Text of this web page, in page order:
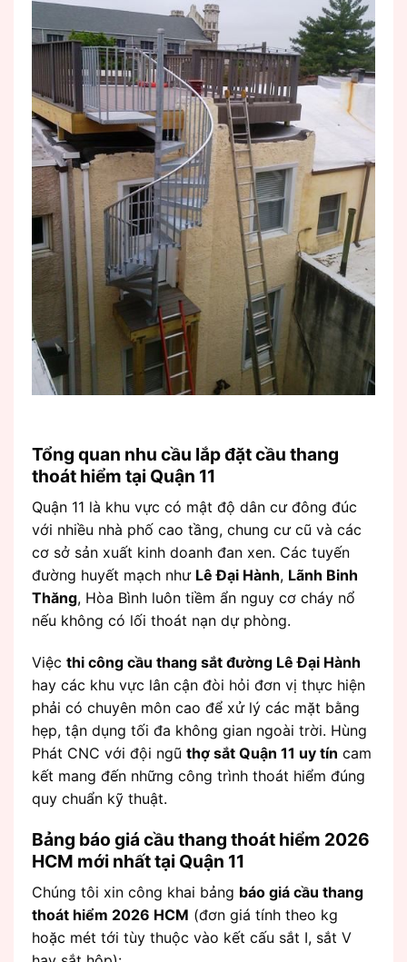
Tổng quan nhu cầu lắp đặt cầu thang
thoát hiểm tại Quận 11
Quận 11 là khu vực có mật độ dân cư đông đúc
với nhiều nhà phố cao tầng, chung cư cũ và các
cơ sở sản xuất kinh doanh đan xen. Các tuyến
đường huyết mạch như Lê Đại Hành, Lãnh Binh
Thăng, Hòa Bình luôn tiềm ẩn nguy cơ cháy nổ
nếu không có lối thoát nạn dự phòng.
Việc thi công cầu thang sắt đường Lê Đại Hành
hay các khu vực lân cận đòi hỏi đơn vị thực hiện
phải có chuyên môn cao để xử lý các mặt bằng
hẹp, tận dụng tối đa không gian ngoài trời. Hùng
Phát CNC với đội ngũ thợ sắt Quận 11 uy tín cam
kết mang đến những công trình thoát hiểm đúng
quy chuẩn kỹ thuật.
Bảng báo giá cầu thang thoát hiểm 2026
HCM mới nhất tại Quận 11
Chúng tôi xin công khai bảng báo giá cầu thang
thoát hiểm 2026 HCM (đơn giá tính theo kg
hoặc mét tới tùy thuộc vào kết cấu sắt I, sắt V